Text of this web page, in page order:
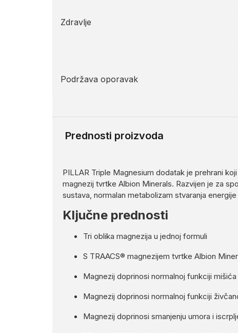
Zdravlje
Podržava oporavak
Prednosti proizvoda
PILLAR Triple Magnesium dodatak je prehrani
magnezij tvrtke Albion Minerals. Razvijen je za
sustava, normalan metabolizam stvaranja
Ključne prednosti
Tri oblika magnezija u jednoj formuli
S TRAACS® magnezijem tvrtke Albion
Magnezij doprinosi normalnoj funkciji mišića
Magnezij doprinosi normalnoj funkciji
Magnezij doprinosi smanjenju umora i